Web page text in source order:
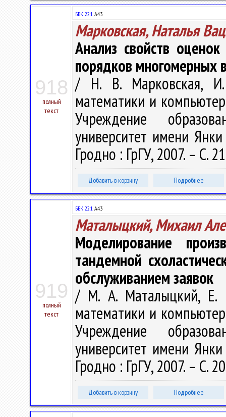
918
полный
текст
ББК 22.1 А43
Марковская, Наталья
Анализ свойств
порядков многомерных
/ Н. В. Марковская,
математики и
Учреждение
университет имени
Гродно : ГрГУ, 2007. – С.
Добавить в корзину Подробнее
919
полный
текст
ББК 22.1 А43
Маталыцкий, Михаил
Моделирование
тандемной
обслуживанием заявок
/ М. А. Маталыцкий, Е.
математики и
Учреждение
университет имени
Гродно : ГрГУ, 2007. – С.
Добавить в корзину Подробнее